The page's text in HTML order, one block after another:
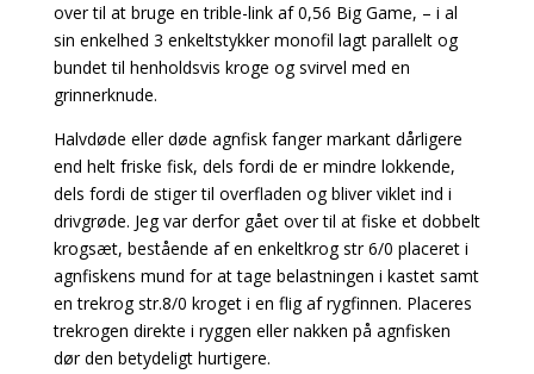
over til at bruge en trible-link af 0,56 Big Game, – i al
sin enkelhed 3 enkeltstykker monofil lagt parallelt og
bundet til henholdsvis kroge og svirvel med en
grinnerknude.
Halvdøde eller døde agnfisk fanger markant dårligere
end helt friske fisk, dels fordi de er mindre lokkende,
dels fordi de stiger til overfladen og bliver viklet ind i
drivgrøde. Jeg var derfor gået over til at fiske et dobbelt
krogsæt, bestående af en enkeltkrog str 6/0 placeret i
agnfiskens mund for at tage belastningen i kastet samt
en trekrog str.8/0 kroget i en flig af rygfinnen. Placeres
trekrogen direkte i ryggen eller nakken på agnfisken
dør den betydeligt hurtigere.